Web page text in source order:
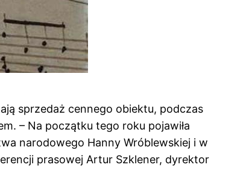
sprzedaż cennego obiektu, podczas
– Na początku tego roku pojawiła
narodowego Hanny Wróblewskiej i w
prasowej Artur Szklener, dyrektor